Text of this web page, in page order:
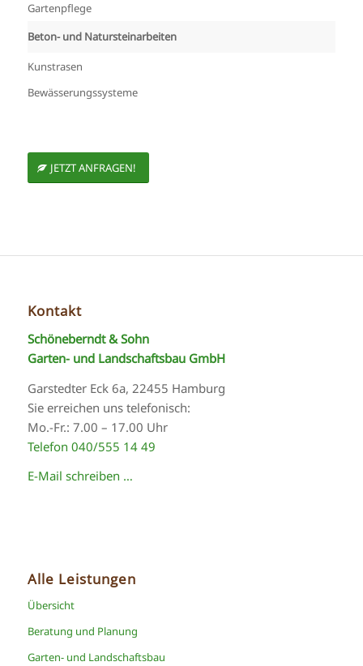
Gartenpflege
Beton- und Natursteinarbeiten
Kunstrasen
Bewässerungssysteme
JETZT ANFRAGEN!
Kontakt
Schöneberndt & Sohn
Garten- und Landschaftsbau GmbH
Garstedter Eck 6a, 22455 Hamburg
Sie erreichen uns telefonisch:
Mo.-Fr.: 7.00 – 17.00 Uhr
Telefon 040/555 14 49
E-Mail schreiben …
Alle Leistungen
Übersicht
Beratung und Planung
Garten- und Landschaftsbau